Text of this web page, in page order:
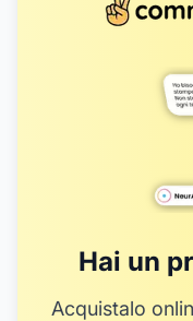
Hai un
Acquistalo